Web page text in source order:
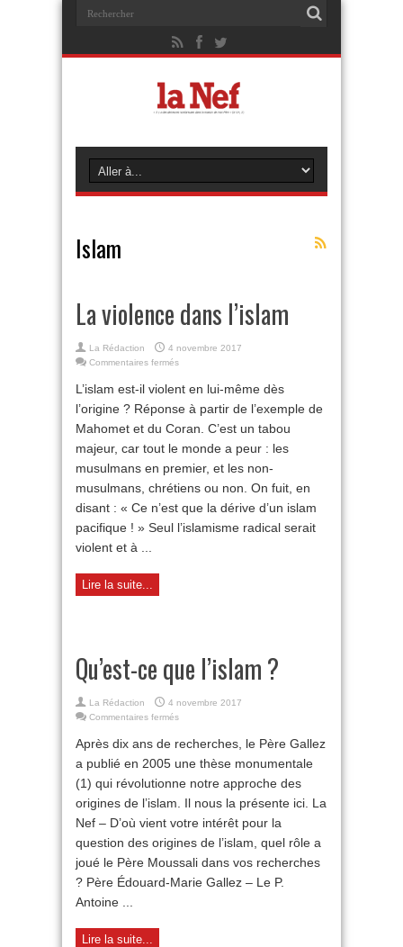
Islam
La violence dans l’islam
La Rédaction
4 novembre 2017
Commentaires fermés
violence
dans
l’islam
L’islam est-il violent en lui-même dès
l’origine ? Réponse à partir de l’exemple de
Mahomet et du Coran. C’est un tabou
majeur, car tout le monde a peur : les
musulmans en premier, et les non-
musulmans, chrétiens ou non. On fuit, en
disant : « Ce n’est que la dérive d’un islam
pacifique ! » Seul l’islamisme radical serait
violent et à ...
Lire la suite...
Qu’est-ce que l’islam ?
La Rédaction
4 novembre 2017
Commentaires fermés
ce
?
Après dix ans de recherches, le Père Gallez
a publié en 2005 une thèse monumentale
(1) qui révolutionne notre approche des
origines de l’islam. Il nous la présente ici. La
Nef – D’où vient votre intérêt pour la
question des origines de l’islam, quel rôle a
joué le Père Moussali dans vos recherches
? Père Édouard-Marie Gallez – Le P.
Antoine ...
Lire la suite...